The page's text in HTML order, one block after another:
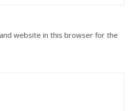
website in this browser for the